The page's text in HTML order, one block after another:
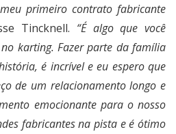
primeiro contrato fabricante
Tincknell. “É algo que você
karting. Fazer parte da família
é incrível e eu espero que
de um relacionamento longo e
emocionante para o nosso
fabricantes na pista e é ótimo